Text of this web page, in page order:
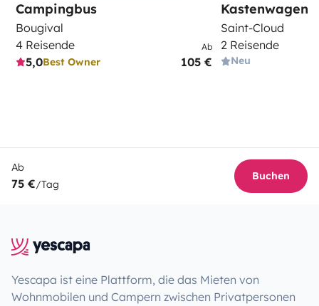
Campingbus
Bougival
4 Reisende
5,0Best Owner
Ab
105 €
Kastenwagen
Saint-Cloud
2 Reisende
Neu
Ab
75 €/Tag
Buchen
Yescapa ist eine Plattform, die das Mieten von
Wohnmobilen und Campern zwischen Privatpersonen